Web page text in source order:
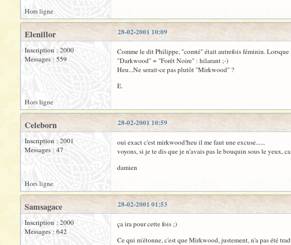
Hors ligne
28-02-2001 10:09
Elenillor
Inscription : 2000
Messages : 559
Comme le dit Philippe, "comté" était autrefois féminin. Lorsque
"Darkwood" = "Forêt Noire" : hilarant ;-)
Heu...Ne serait-ce pas plutôt "Mirkwood" ?
E.
Hors ligne
28-02-2001 10:59
Celeborn
Inscription : 2001
Messages : 47
oui exact c'est mirkwood!heu il me faut une excuse......
voyons, si je te dis que je n'avais pas le bouquin sous le yeux, ca
damien
Hors ligne
28-02-2001 01:53
Samsagace
Inscription : 2000
Messages : 642
ça ira pour cette fois ;)
Ce qui m'étonne, c'est que Mirkwood, justement, n'a pas été